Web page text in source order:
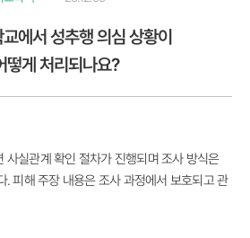
에서 성추행 의심 상황이
떻게 처리되나요?
사실관계 확인 절차가 진행되며 조사 방식은
. 피해 주장 내용은 조사 과정에서 보호되고 관